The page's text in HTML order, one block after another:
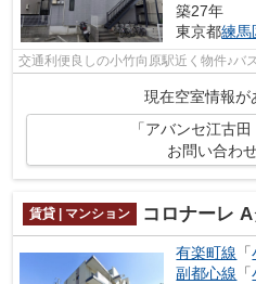
築27年
東京都練馬
交通利便良しの小竹向原駅近く物件♪バ
現在空室情報が
「アバンセ江古
お問い合わ
賃貸 | マンション コロナーレ
有楽町線 「
副都心線 「